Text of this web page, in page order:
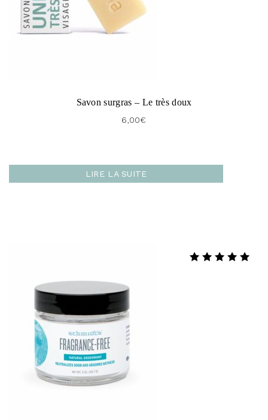
Savon surgras – Le très doux
6,00€
LIRE LA SUITE